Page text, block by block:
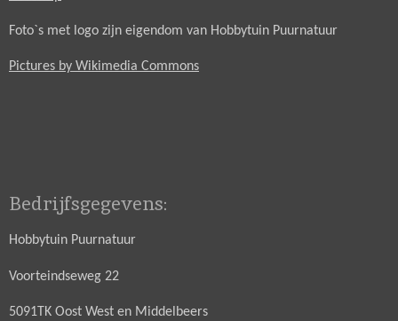
Foto`s met logo zijn eigendom van Hobbytuin Puurnatuur
Pictures by Wikimedia Commons
Bedrijfsgegevens:
Hobbytuin Puurnatuur
Voorteindseweg 22
5091TK Oost West en Middelbeers